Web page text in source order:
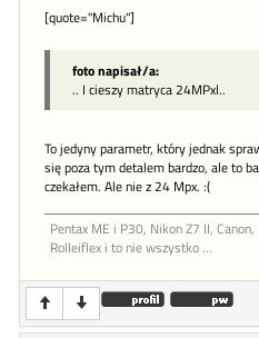
[quote="Michu"]
foto napisał/a:
.. I cieszy matryca 24MPxl..
To jedyny parametr, który jednak
się poza tym detalem bardzo, ale to
czekałem. Ale nie z 24 Mpx. :(
Pentax ME i P30, Nikon Z7 II,
Rolleiflex i to nie wszystko ...